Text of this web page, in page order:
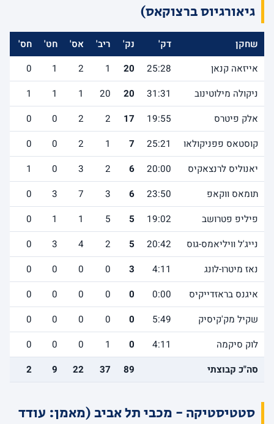
גיאורגיוס ברצוקאס)
שחקן דק' נק' ריב' אס' חט' חס'
אייזאה קנאן
25:28
20
1
2
1
0
ניקולה מילוטינוב
31:31
20
20
1
1
1
אלק פיטרס
19:55
17
2
2
0
0
קוסטאס פפניקולאו
25:21
7
1
2
0
0
יאנוליס לרנצאקיס
20:00
6
2
3
0
1
תומאס ווקאפ
23:50
6
3
7
3
0
פיליפ פטרושב
19:02
5
5
1
1
0
נייג'ל וויליאמס-גוס
20:42
5
2
4
3
0
נאז מיטרו-לונג
4:11
3
0
0
0
0
איגנס בראזדייקיס
0:00
0
0
0
0
0
שקיל מק'קיסיק
5:49
0
0
0
0
0
לוק סיקמה
4:11
0
1
0
0
0
סה"כ קבוצתי
89
37
22
9
2
סטטיסטיקה - מכבי תל אביב (מאמן: עודד